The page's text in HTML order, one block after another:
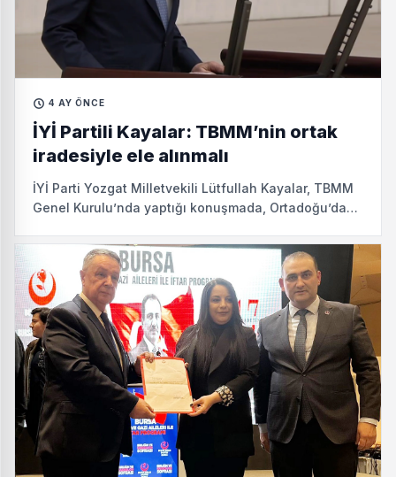
4 AY ÖNCE
İYİ Partili Kayalar: TBMM’nin ortak
iradesiyle ele alınmalı
İYİ Parti Yozgat Milletvekili Lütfullah Kayalar, TBMM
Genel Kurulu’nda yaptığı konuşmada, Ortadoğu’daki